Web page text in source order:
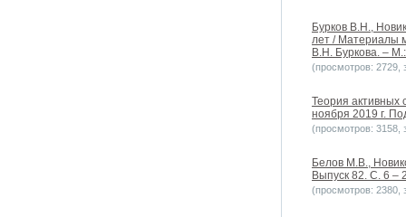
Бурков В.Н.,
лет / Материалы
В.Н. Буркова. –
(просмотров: 2729,
Теория активных
ноября 2019 г.
(просмотров: 3158,
Белов М.В.,
Выпуск 82. С. 6 –
(просмотров: 2380,